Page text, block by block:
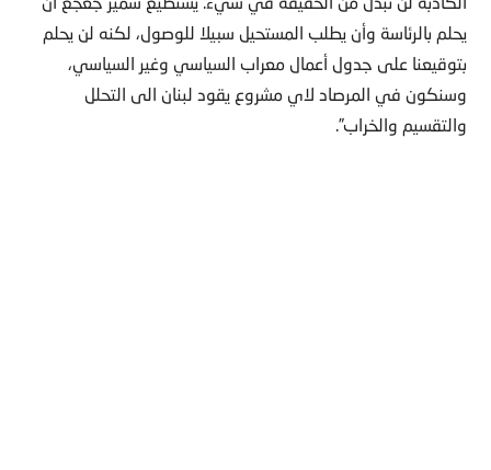
يحلم بالرئاسة وأن يطلب المستحيل سبيلا للوصول، لكنه لن يحلم
بتوقيعنا على جدول أعمال معراب السياسي وغير السياسي،
وسنكون في المرصاد لاي مشروع يقود لبنان الى التحلل
والتقسيم والخراب”.